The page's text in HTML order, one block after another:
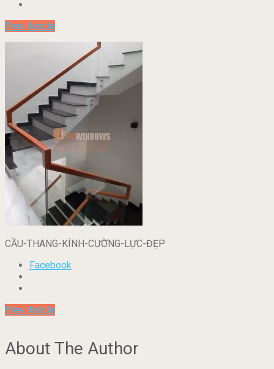
Prev Article
CẦU-THANG-KÍNH-CƯỜNG-LỰC-ĐẸP
Facebook
Prev Article
About The Author